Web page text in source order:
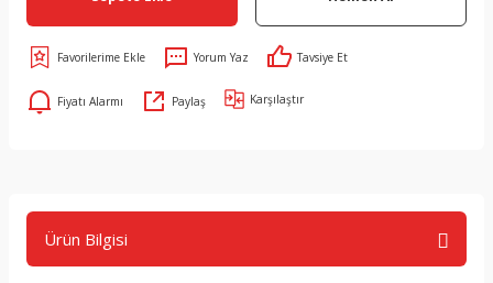
Yorum Yaz Tavsiye Et
Fiyatı Alarmı Paylaş Karşılaştır
Ürün Bilgisi